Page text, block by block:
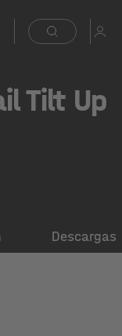
Tilt Up
Descargas